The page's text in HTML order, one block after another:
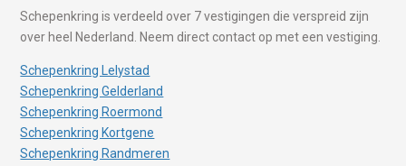
Schepenkring is verdeeld over 7 vestigingen die verspreid zijn
over heel Nederland. Neem direct contact op met een vestiging.
Schepenkring Lelystad
Schepenkring Gelderland
Schepenkring Roermond
Schepenkring Kortgene
Schepenkring Randmeren